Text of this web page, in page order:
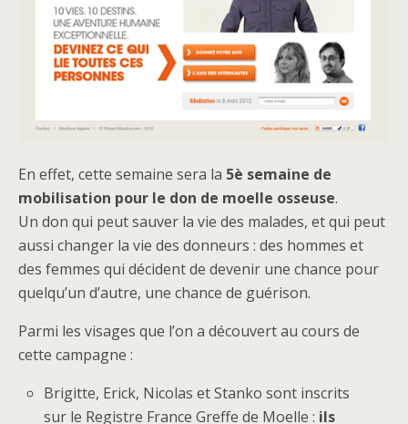
En effet, cette semaine sera la 5è semaine de
mobilisation pour le don de moelle osseuse.
Un don qui peut sauver la vie des malades, et qui peut
aussi changer la vie des donneurs : des hommes et
des femmes qui décident de devenir une chance pour
quelqu’un d’autre, une chance de guérison.
Parmi les visages que l’on a découvert au cours de
cette campagne :
Brigitte, Erick, Nicolas et Stanko sont inscrits
sur le Registre France Greffe de Moelle : ils